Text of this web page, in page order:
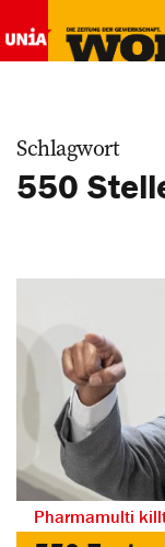
Schlagwort
550
Pharmamulti